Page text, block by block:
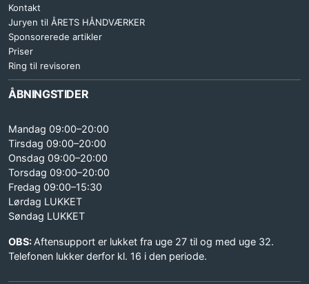
Kontakt
Juryen til ÅRETS HÅNDVÆRKER
Sponsorerede artikler
Priser
Ring til revisoren
ÅBNINGSTIDER
Mandag 09:00–20:00
Tirsdag 09:00–20:00
Onsdag 09:00–20:00
Torsdag 09:00–20:00
Fredag 09:00–15:30
Lørdag LUKKET
Søndag LUKKET
OBS: Aftensupport er lukket fra uge 27 til og med uge 32.
Telefonen lukker derfor kl. 16 i den periode.